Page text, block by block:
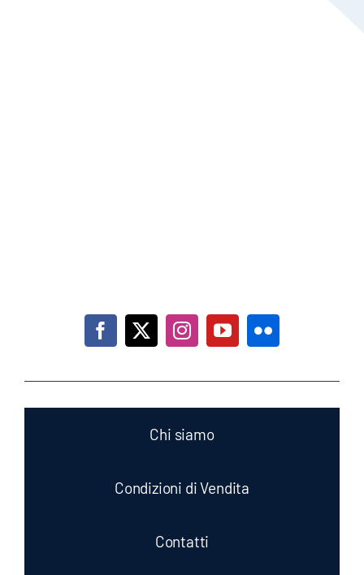
Chi siamo
Condizioni di Vendita
Contatti